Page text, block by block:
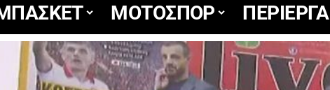
ΜΟΤΟΣΠΟΡ ΠΕΡΙΕΡΓΑ